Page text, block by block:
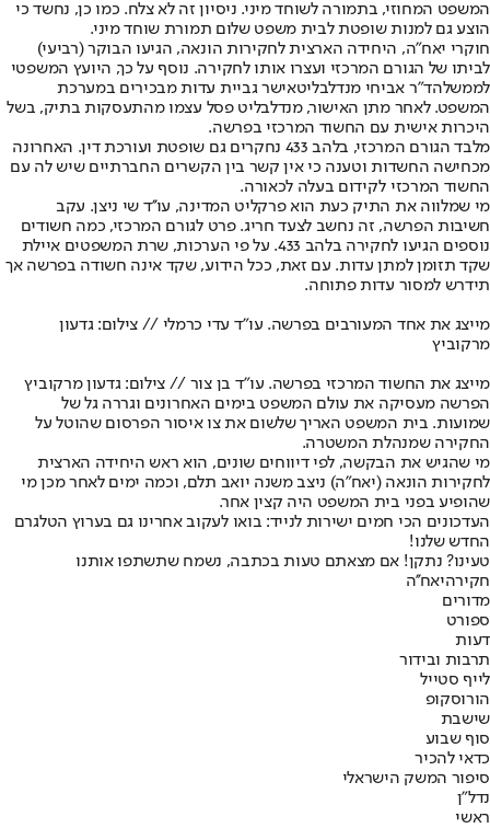
המשפט המחוזי, בתמורה לשוחד מיני. ניסיון זה לא צלח. כמו כן, נחשד כי
הוצע גם למנות שופטת לבית משפט שלום תמורת שוחד מיני.
חוקרי יאח"ה, היחידה הארצית לחקירות הונאה, הגיעו הבוקר (רביעי)
לביתו של הגורם המרכזי ועצרו אותו לחקירה. נוסף על כך, היועץ המשפטי
לממשלהד"ר אביחי מנדלבליטאישר גביית עדות מבכירים במערכת
המשפט. לאחר מתן האישור, מנדלבליט פסל עצמו מהתעסקות בתיק, בשל
היכרות אישית עם החשוד המרכזי בפרשה.
מלבד הגורם המרכזי, בלהב 433 נחקרים גם שופטת ועורכת דין. האחרונה
מכחישה החשדות וטענה כי אין קשר בין הקשרים החברתיים שיש לה עם
החשוד המרכזי לקידום בעלה לכאורה.
מי שמלווה את התיק כעת הוא פרקליט המדינה, עו''ד שי ניצן. עקב
חשיבות הפרשה, זה נחשב לצעד חריג. פרט לגורם המרכזי, כמה חשודים
נוספים הגיעו לחקירה בלהב 433. על פי הערכות, שרת המשפטים איילת
שקד תזומן למתן עדות. עם זאת, ככל הידוע, שקד אינה חשודה בפרשה אך
תידרש למסור עדות פתוחה.
מייצג את אחד המעורבים בפרשה. עו"ד עדי כרמלי // צילום: גדעון
מרקוביץ
מייצג את החשוד המרכזי בפרשה. עו"ד בן צור // צילום: גדעון מרקוביץ
הפרשה מעסיקה את עולם המשפט בימים האחרונים וגררה גל של
שמועות. בית המשפט האריך שלשום את צו איסור הפרסום שהוטל על
החקירה שמנהלת המשטרה.
מי שהגיש את הבקשה, לפי דיווחים שונים, הוא ראש היחידה הארצית
לחקירות הונאה (יאח"ה) ניצב משנה יואב תלם, וכמה ימים לאחר מכן מי
שהופיע בפני בית המשפט היה קצין אחר.
העדכונים הכי חמים ישירות לנייד: בואו לעקוב אחרינו גם בערוץ הטלגרם
החדש שלנו!
טעינו? נתקן! אם מצאתם טעות בכתבה, נשמח שתשתפו אותנו
חקירהיאח''ה
מדורים
ספורט
דעות
תרבות ובידור
לייף סטייל
הורוסקופ
שישבת
סוף שבוע
כדאי להכיר
סיפור המשק הישראלי
נדל"ן
ראשי